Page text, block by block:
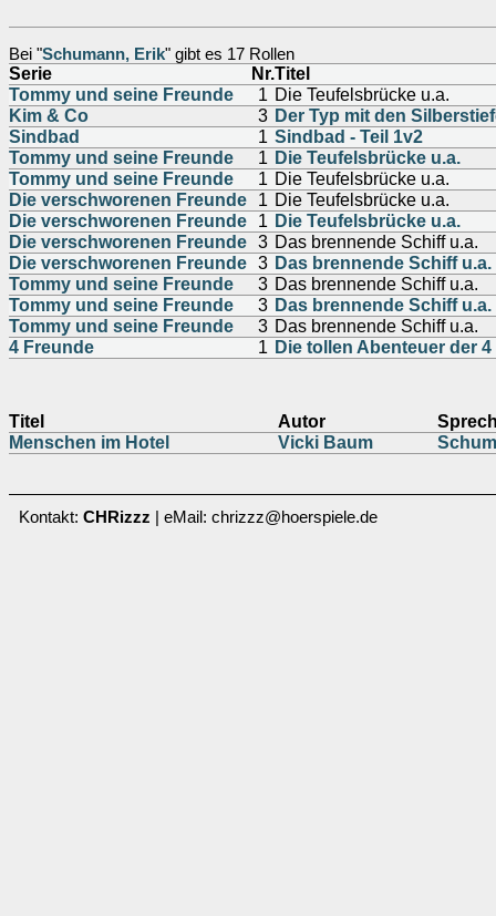
Bei "Schumann, Erik" gibt es 17 Rollen
Serie Nr.Titel
Tommy und seine Freunde
1 Die Teufelsbrücke u.a.
Kim & Co
3 Der Typ mit den
Sindbad
1 Sindbad - Teil 1v2
Tommy und seine Freunde
1 Die Teufelsbrücke u.a.
Tommy und seine Freunde
1 Die Teufelsbrücke u.a.
Die verschworenen Freunde
1 Die Teufelsbrücke u.a.
Die verschworenen Freunde
1 Die Teufelsbrücke u.a.
Die verschworenen Freunde 3 Das brennende Schiff u.a.
Die verschworenen Freunde 3 Das brennende Schiff u.a.
Tommy und seine Freunde
3 Das brennende Schiff u.a.
Tommy und seine Freunde
3 Das brennende Schiff u.a.
Tommy und seine Freunde
3 Das brennende Schiff u.a.
4 Freunde
1 Die tollen Abenteuer der
Titel Autor
Menschen im Hotel
Vicki Baum
Kontakt: CHRizzz | eMail: chrizzz@hoerspiele.de